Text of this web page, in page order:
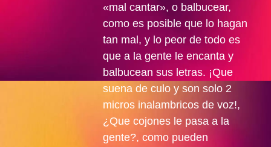
«mal cantar», o balbucear,
como es posible que lo hagan
tan mal, y lo peor de todo es
que a la gente le encanta y
balbucean sus letras. ¡Que
suena de culo y son solo 2
micros inalambricos de voz!,
¿Que cojones le pasa a la
gente?, como pueden